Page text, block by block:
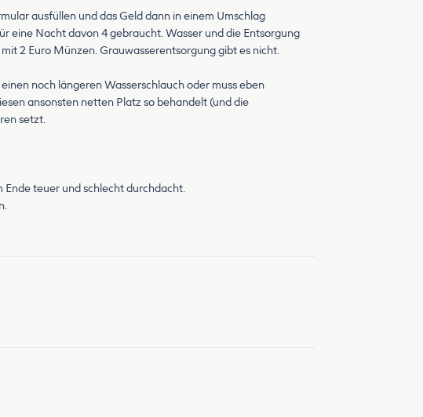
ausfüllen und das Geld dann in einem Umschlag
eine Nacht davon 4 gebraucht. Wasser und die Entsorgung
2 Euro Münzen. Grauwasserentsorgung gibt es nicht.
noch längeren Wasserschlauch oder muss eben
ansonsten netten Platz so behandelt (und die
setzt.
Ende teuer und schlecht durchdacht.